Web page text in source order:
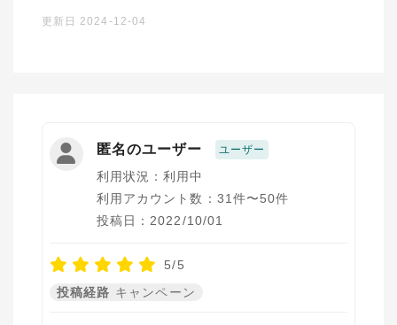
更新日 2024-12-04
匿名のユーザー ユーザー
利用状況：利用中
利用アカウント数：31件〜50件
投稿日：2022/10/01
5/5
投稿経路 キャンペーン